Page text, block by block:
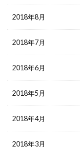
2018年8月
2018年7月
2018年6月
2018年5月
2018年4月
2018年3月